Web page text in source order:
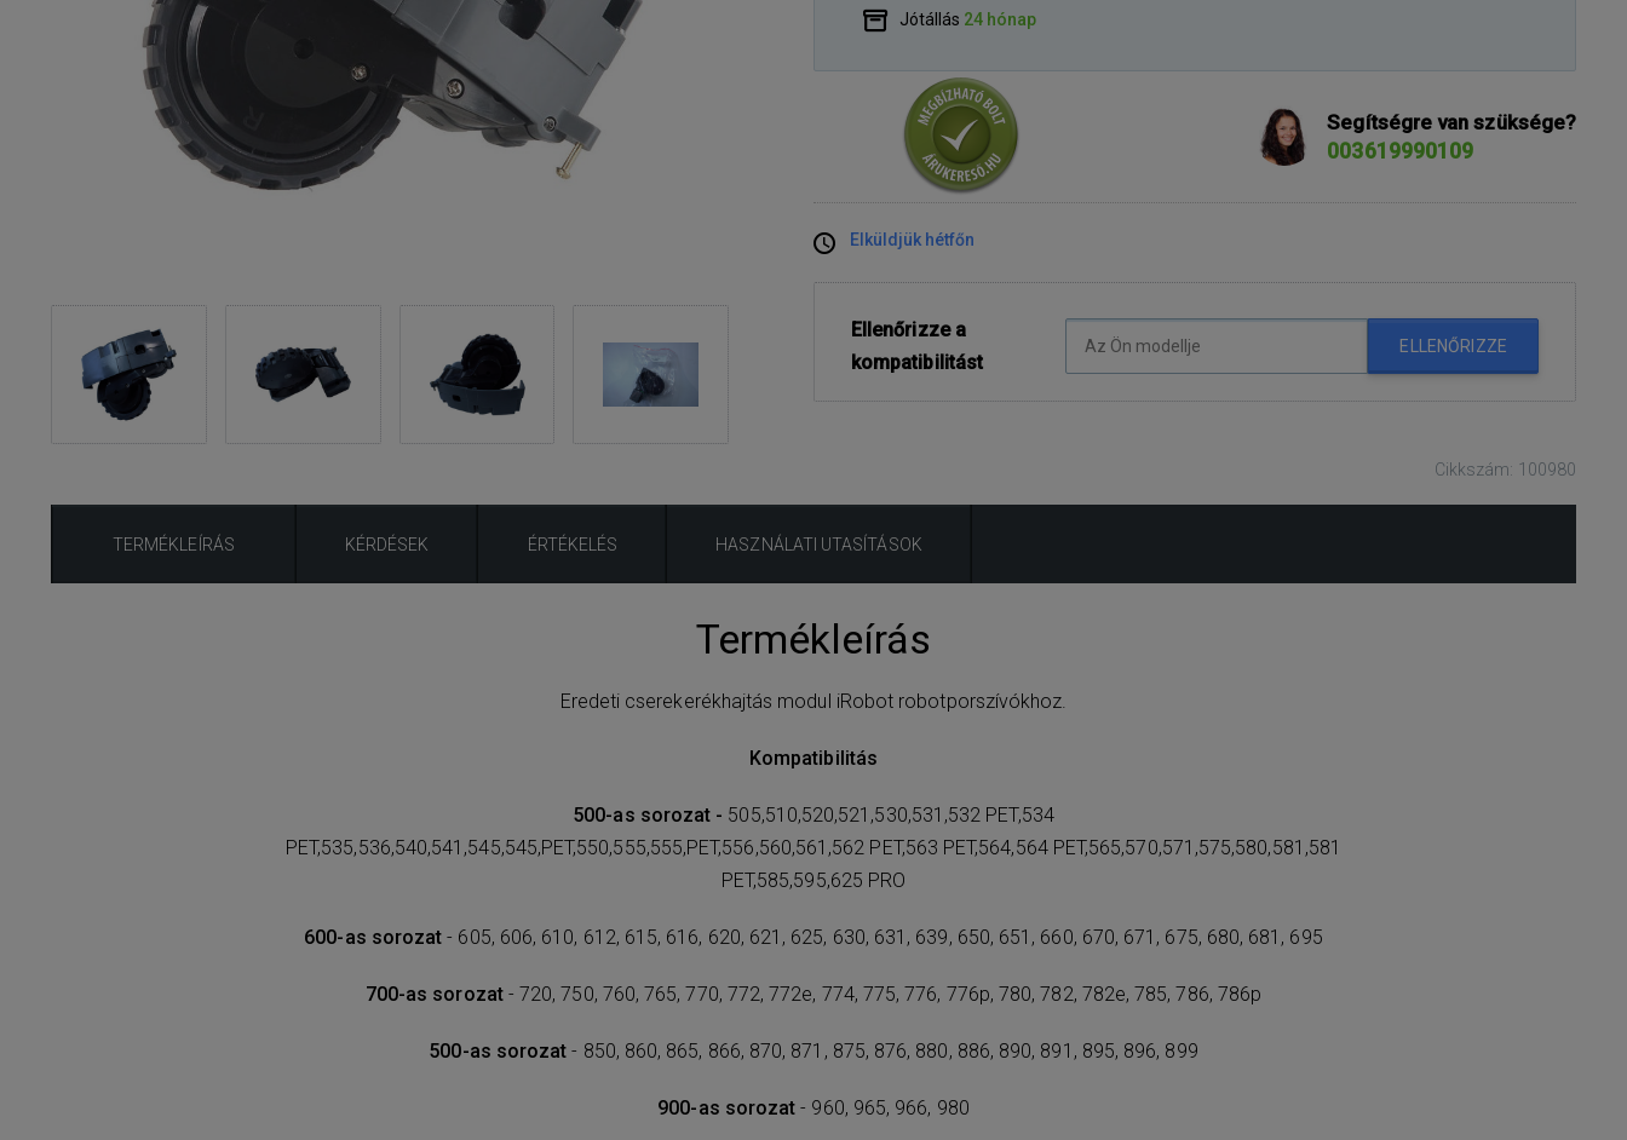
Jótállás 24 hónap
Segítségre van szüksége?
003619990109
Elküldjük hétfőn
Ellenőrizze a
kompatibilitást
ELLENŐRIZZE
Cikkszám: 100980
TERMÉKLEÍRÁS KÉRDÉSEK ÉRTÉKELÉS HASZNÁLATI UTASÍTÁSOK
Termékleírás
Eredeti cserekerékhajtás modul iRobot robotporszívókhoz.
Kompatibilitás
500-as sorozat - 505,510,520,521,530,531,532 PET,534
PET,535,536,540,541,545,545,PET,550,555,555,PET,556,560,561,562 PET,563 PET,564,564 PET,565,570,571,575,580,581,581
PET,585,595,625 PRO
600-as sorozat- 605, 606, 610, 612, 615, 616, 620, 621, 625, 630, 631, 639, 650, 651, 660, 670, 671, 675, 680, 681, 695
700-as sorozat- 720, 750, 760, 765, 770, 772, 772e, 774, 775, 776, 776p, 780, 782, 782e, 785, 786, 786p
500-as sorozat- 850, 860, 865, 866, 870, 871, 875, 876, 880, 886, 890, 891, 895, 896, 899
900-as sorozat - 960, 965, 966, 980